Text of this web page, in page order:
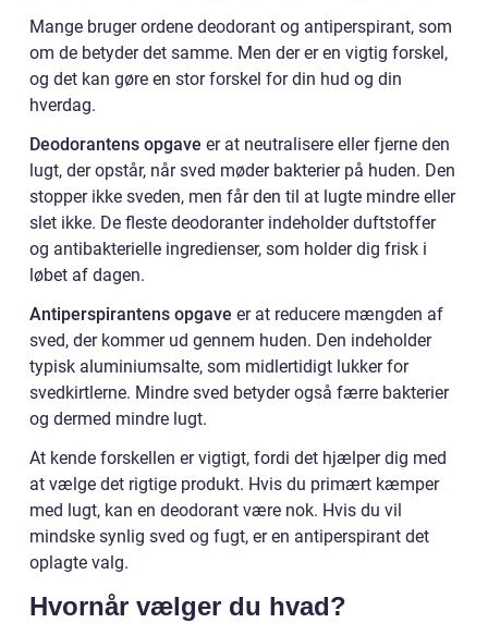
Mange bruger ordene deodorant og antiperspirant, som
om de betyder det samme. Men der er en vigtig forskel,
og det kan gøre en stor forskel for din hud og din
hverdag.
Deodorantens opgave er at neutralisere eller fjerne den
lugt, der opstår, når sved møder bakterier på huden. Den
stopper ikke sveden, men får den til at lugte mindre eller
slet ikke. De fleste deodoranter indeholder duftstoffer
og antibakterielle ingredienser, som holder dig frisk i
løbet af dagen.
Antiperspirantens opgave er at reducere mængden af
sved, der kommer ud gennem huden. Den indeholder
typisk aluminiumsalte, som midlertidigt lukker for
svedkirtlerne. Mindre sved betyder også færre bakterier
og dermed mindre lugt.
At kende forskellen er vigtigt, fordi det hjælper dig med
at vælge det rigtige produkt. Hvis du primært kæmper
med lugt, kan en deodorant være nok. Hvis du vil
mindske synlig sved og fugt, er en antiperspirant det
oplagte valg.
Hvornår vælger du hvad?